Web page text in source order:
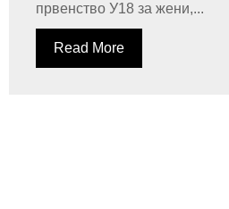
првенство У18 за жени,...
Read More